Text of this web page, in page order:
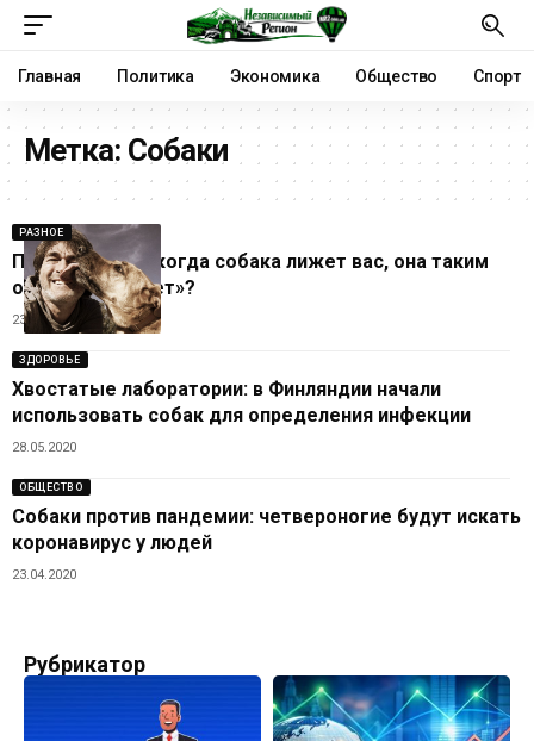
Главная Политика Экономика Общество Спорт
Метка: Собаки
РАЗНОЕ
Правда ли, что когда собака лижет вас, она таким
образом «целует»?
23.03.2025
ЗДОРОВЬЕ
Хвостатые лаборатории: в Финляндии начали
использовать собак для определения инфекции
28.05.2020
ОБЩЕСТВО
Собаки против пандемии: четвероногие будут искать
коронавирус у людей
23.04.2020
Рубрикатор